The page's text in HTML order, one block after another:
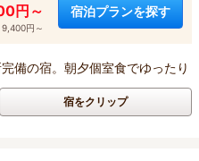
円～
9,400円～
宿泊プランを探す
備の宿。朝夕個室食でゆったり
宿をクリップ